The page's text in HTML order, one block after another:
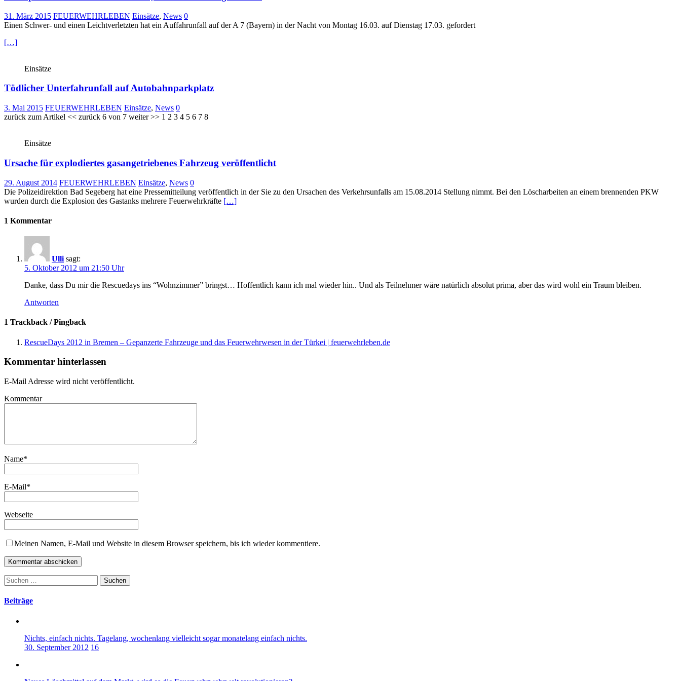
31. März 2015 FEUERWEHRLEBEN Einsätze, News 0
Einen Schwer- und einen Leichtverletzten hat ein Auffahrunfall auf der A 7 (Bayern) in der Nacht von Montag 16.03. auf Dienstag 17.03. gefordert
[…]
Einsätze
Tödlicher Unterfahrunfall auf Autobahnparkplatz
3. Mai 2015 FEUERWEHRLEBEN Einsätze, News 0
zurück zum Artikel << zurück 6 von 7 weiter >> 1 2 3 4 5 6 7 8
Einsätze
Ursache für explodiertes gasangetriebenes Fahrzeug veröffentlicht
29. August 2014 FEUERWEHRLEBEN Einsätze, News 0
Die Polizeidirektion Bad Segeberg hat eine Pressemitteilung veröffentlich in der Sie zu den Ursachen des Verkehrsunfalls am 15.08.2014 Stellung nimmt. Bei den Löscharbeiten an einem brennenden PKW
wurden durch die Explosion des Gastanks mehrere Feuerwehrkräfte […]
1 Kommentar
Ulli sagt:
5. Oktober 2012 um 21:50 Uhr
Danke, dass Du mir die Rescuedays ins “Wohnzimmer” bringst… Hoffentlich kann ich mal wieder hin.. Und als Teilnehmer wäre natürlich absolut prima, aber das wird wohl ein Traum bleiben.
Antworten
1 Trackback / Pingback
RescueDays 2012 in Bremen – Gepanzerte Fahrzeuge und das Feuerwehrwesen in der Türkei | feuerwehrleben.de
Kommentar hinterlassen
E-Mail Adresse wird nicht veröffentlicht.
Kommentar
Name*
E-Mail*
Webseite
Meinen Namen, E-Mail und Website in diesem Browser speichern, bis ich wieder kommentiere.
Suchen
nach:
Beiträge
Nichts, einfach nichts. Tagelang, wochenlang vielleicht sogar monatelang einfach nichts.
30. September 2012 16